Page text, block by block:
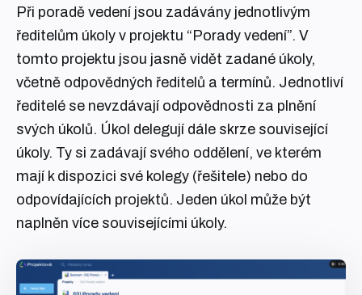
Při poradě vedení jsou zadávány jednotlivým
ředitelům úkoly v projektu “Porady vedení”. V
tomto projektu jsou jasně vidět zadané úkoly,
včetně odpovědných ředitelů a termínů. Jednotliví
ředitelé se nevzdávají odpovědnosti za plnění
svých úkolů. Úkol delegují dále skrze související
úkoly. Ty si zadávají svého oddělení, ve kterém
mají k dispozici své kolegy (řešitele) nebo do
odpovídajících projektů. Jeden úkol může být
naplněn více souvisejícími úkoly.